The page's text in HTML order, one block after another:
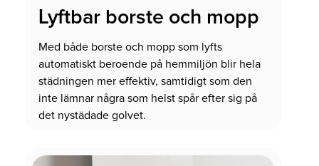
Lyftbar borste och mopp
Med både borste och mopp som lyfts
automatiskt beroende på hemmiljön blir hela
städningen mer effektiv, samtidigt som den
inte lämnar några som helst spår efter sig på
det nystädade golvet.